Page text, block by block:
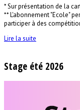
* Sur présentation de la
** L'abonnement "Ecole"
participer à des
Lire la suite
Stage été 2026